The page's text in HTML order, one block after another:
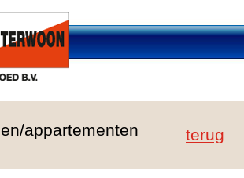
appartementen terug